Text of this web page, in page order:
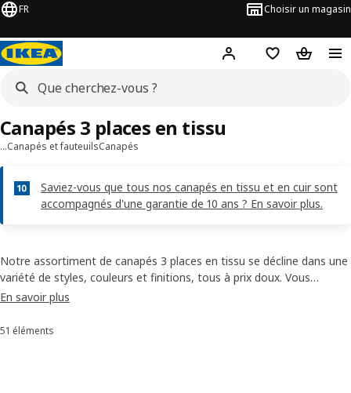
FR Choisir un magasin
Hej ! Connectez-vous
FavorisPanier
…Canapés et fauteuilsCanapés
Saviez-vous que tous nos canapés en tissu et en cuir sont
accompagnés d'une garantie de 10 ans ? En savoir plus.
Canapés 3 places en tissu
Notre assortiment de canapés 3 places en tissu se décline dans une
variété de styles, couleurs et finitions, tous à prix doux. Vous
trouverez forcément celui qui ira dans votre séjour ! La plupart de
faciliter l’entretien, ou simplement en changer.
En savoir plus
Trier et filtrer
51 éléments